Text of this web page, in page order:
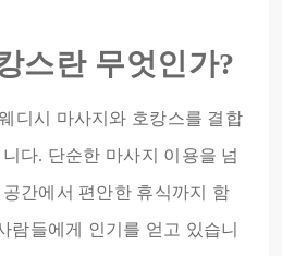
스란 무엇인가?
디시 마사지와 호캉스를 결합
다. 단순한 마사지 이용을 넘
간에서 편안한 휴식까지 함
람들에게 인기를 얻고 있습니